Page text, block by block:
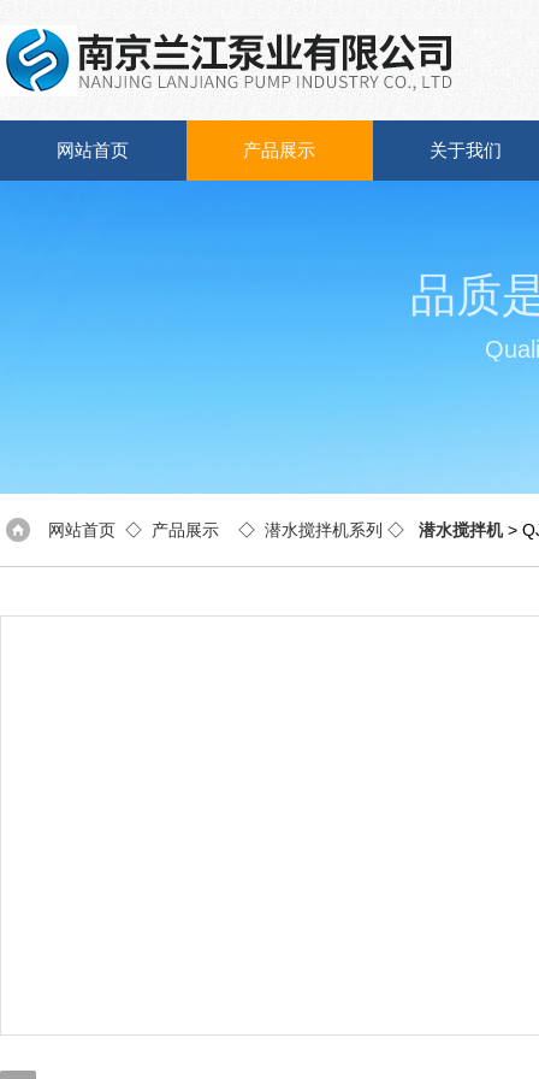
网站首页 产品展示 关于我们
品质
网站首页 ◇ 产品展示 ◇ 潜水搅拌机系列 ◇ 潜水搅拌机>